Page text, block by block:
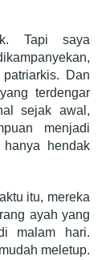
Tapi saya
Dan
terdengar
sejak awal,
menjadi
hendak
itu, mereka
ayah yang
malam hari.
meletup.